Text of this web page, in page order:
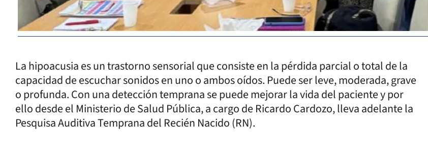
La hipoacusia es un trastorno sensorial que consiste en la pérdida parcial o total de la
capacidad de escuchar sonidos en uno o ambos oídos. Puede ser leve, moderada, grave
o profunda. Con una detección temprana se puede mejorar la vida del paciente y por
ello desde el Ministerio de Salud Pública, a cargo de Ricardo Cardozo, lleva adelante la
Pesquisa Auditiva Temprana del Recién Nacido (RN).